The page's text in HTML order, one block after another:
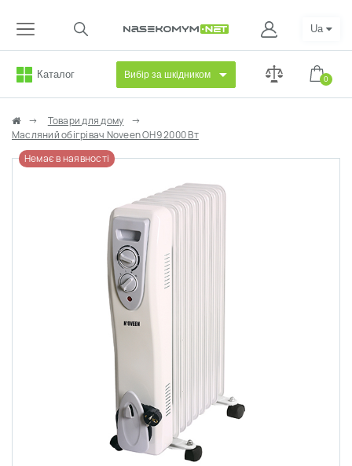
Каталог Вибір за шкідником 0
Ua
Товари для дому
Масляний обігрівач Noveen OH9 2000 Вт
Немає в наявності